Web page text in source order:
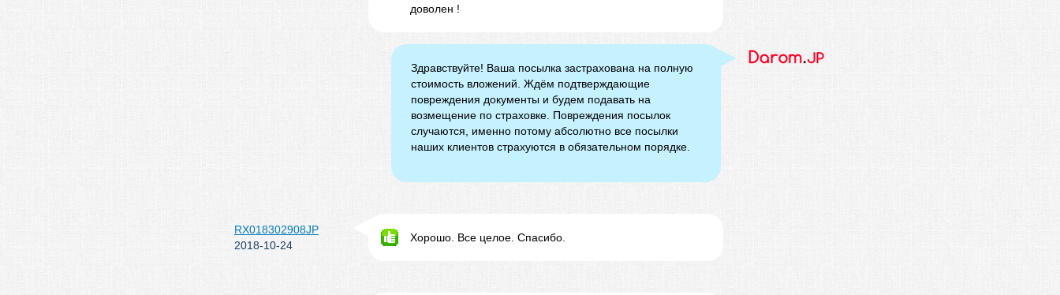
доволен !
Здравствуйте! Ваша посылка застрахована на полную
стоимость вложений. Ждём подтверждающие
повреждения документы и будем подавать на
возмещение по страховке. Повреждения посылок
случаются, именно потому абсолютно все посылки
наших клиентов страхуются в обязательном порядке.
RX018302908JP
2018-10-24
Хорошо. Все целое. Спасибо.